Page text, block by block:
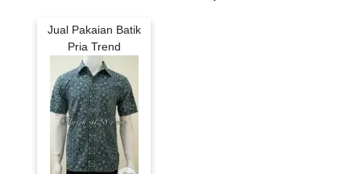
Jual Pakaian Batik
Pria Trend